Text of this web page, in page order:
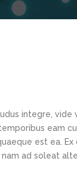
integre, vide
eam
est ea. Ex
ad soleat